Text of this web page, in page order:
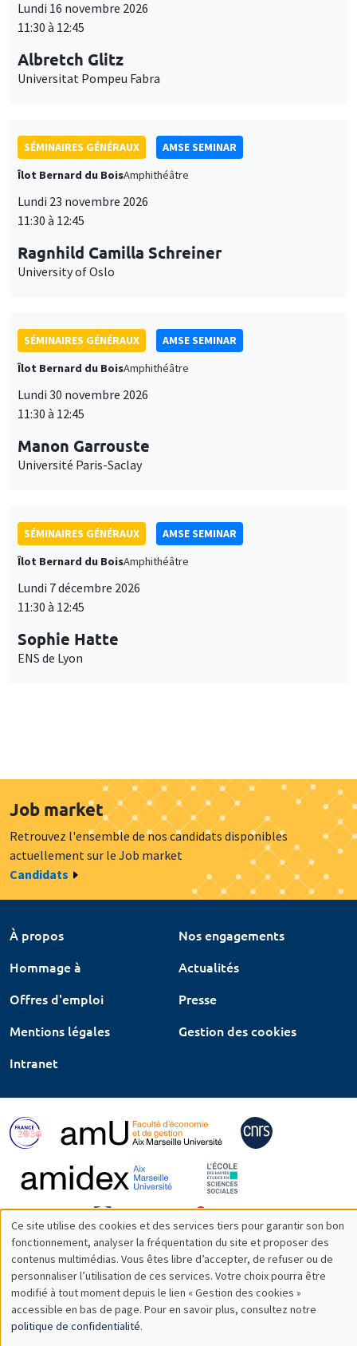
Lundi 16 novembre 2026
11:30 à 12:45
Albretch Glitz
Universitat Pompeu Fabra
SÉMINAIRES GÉNÉRAUX
AMSE SEMINAR
Îlot Bernard du BoisAmphithéâtre
Lundi 23 novembre 2026
11:30 à 12:45
Ragnhild Camilla Schreiner
University of Oslo
SÉMINAIRES GÉNÉRAUX
AMSE SEMINAR
Îlot Bernard du BoisAmphithéâtre
Lundi 30 novembre 2026
11:30 à 12:45
Manon Garrouste
Université Paris-Saclay
SÉMINAIRES GÉNÉRAUX
AMSE SEMINAR
Îlot Bernard du BoisAmphithéâtre
Lundi 7 décembre 2026
11:30 à 12:45
Sophie Hatte
ENS de Lyon
Job market
Retrouvez l'ensemble de nos candidats disponibles
actuellement sur le Job market
Candidats
À propos
Nos engagements
Hommage à
Actualités
Offres d'emploi
Presse
Mentions légales
Gestion des cookies
Intranet
Utilisation
des
données
personnelles
Ce site utilise des cookies et des services tiers pour garantir son bon
fonctionnement, analyser la fréquentation du site et proposer des
contenus multimédias. Vous êtes libre d’accepter, de refuser ou de
personnaliser l’utilisation de ces services. Votre choix pourra être
modifié à tout moment depuis le lien « Gestion des cookies »
accessible en bas de page. Pour en savoir plus, consultez notre
politique de confidentialité.